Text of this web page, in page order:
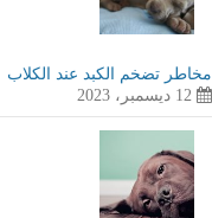
مخاطر تضخم الكبد عند الكلاب
12 ديسمبر، 2023